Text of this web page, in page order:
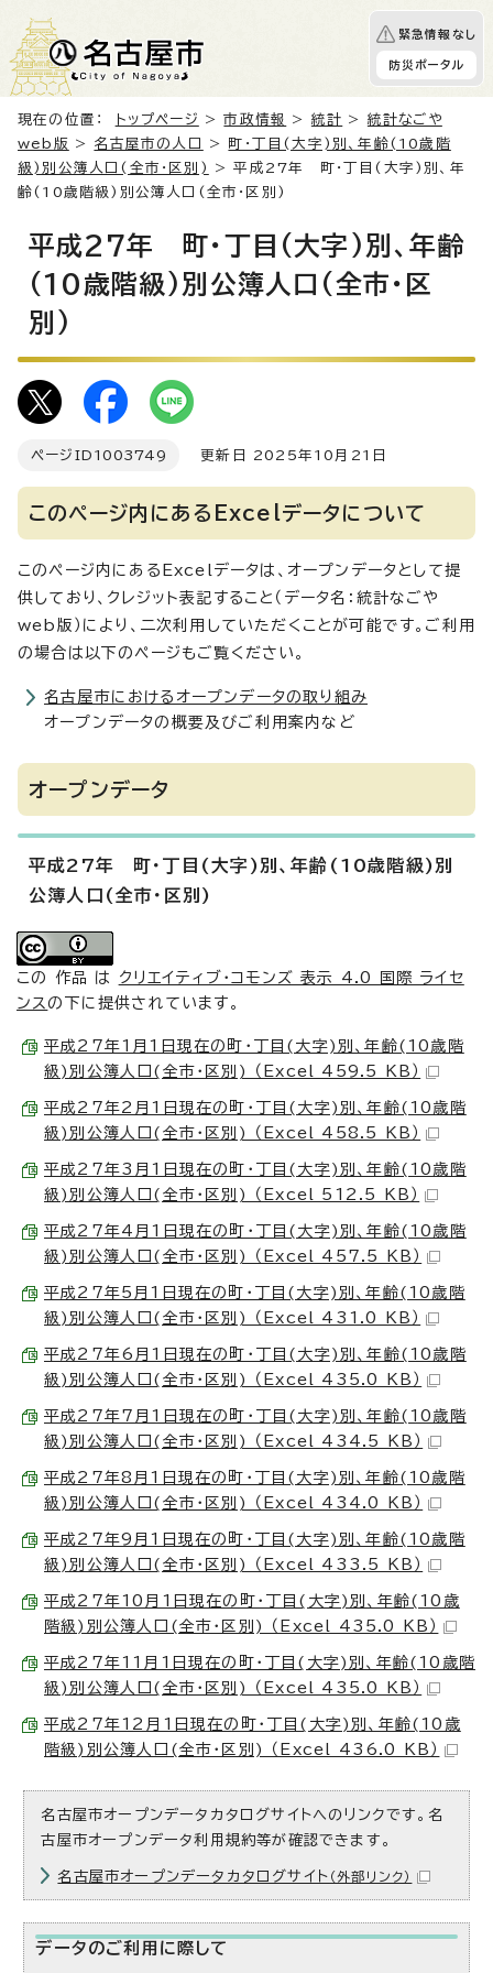
緊急情報なし
防災ポータル
現在の位置： トップページ >市政情報 > 統計 > 統計なごや
web版 > 名古屋市の人口 >
町・丁目(大字)別、年齢(10歳階
級)別公簿人口(全市・区別)
> 平成27年 町・丁目(大字)別、年
齢(10歳階級)別公簿人口(全市・区別)
平成27年 町・丁目(大字)別、年齢
(10歳階級)別公簿人口(全市・区
別)
ページID 1003749 更新日 2025年10月21日
このページ内にあるExcelデータについて
このページ内にあるExcelデータは、オープンデータとして提
供しており、クレジット表記すること（データ名：統計なごや
web版）により、二次利用していただくことが可能です。ご利用
の場合は以下のページもご覧ください。
名古屋市におけるオープンデータの取り組み
オープンデータの概要及びご利用案内など
オープンデータ
平成27年 町・丁目(大字)別、年齢(10歳階級)別
公簿人口(全市・区別)
この 作品 は クリエイティブ・コモンズ 表示 4.0 国際 ライセ
ンスの下に提供されています。
平成27年1月1日現在の町・丁目(大字)別、年齢(10歳階
級)別公簿人口(全市・区別) （Excel 459.5 KB）
平成27年2月1日現在の町・丁目(大字)別、年齢(10歳階
級)別公簿人口(全市・区別) （Excel 458.5 KB）
平成27年3月1日現在の町・丁目(大字)別、年齢(10歳階
級)別公簿人口(全市・区別) （Excel 512.5 KB）
平成27年4月1日現在の町・丁目(大字)別、年齢(10歳階
級)別公簿人口(全市・区別) （Excel 457.5 KB）
平成27年5月1日現在の町・丁目(大字)別、年齢(10歳階
級)別公簿人口(全市・区別) （Excel 431.0 KB）
平成27年6月1日現在の町・丁目(大字)別、年齢(10歳階
級)別公簿人口(全市・区別) （Excel 435.0 KB）
平成27年7月1日現在の町・丁目(大字)別、年齢(10歳階
級)別公簿人口(全市・区別) （Excel 434.5 KB）
平成27年8月1日現在の町・丁目(大字)別、年齢(10歳階
級)別公簿人口(全市・区別) （Excel 434.0 KB）
平成27年9月1日現在の町・丁目(大字)別、年齢(10歳階
級)別公簿人口(全市・区別) （Excel 433.5 KB）
平成27年10月1日現在の町・丁目(大字)別、年齢(10歳
階級)別公簿人口(全市・区別) （Excel 435.0 KB）
平成27年11月1日現在の町・丁目(大字)別、年齢(10歳階
級)別公簿人口(全市・区別) （Excel 435.0 KB）
平成27年12月1日現在の町・丁目(大字)別、年齢(10歳
階級)別公簿人口(全市・区別) （Excel 436.0 KB）
名古屋市オープンデータカタログサイトへのリンクです。名
古屋市オープンデータ利用規約等が確認できます。
名古屋市オープンデータカタログサイト （外部リンク）
データのご利用に際して